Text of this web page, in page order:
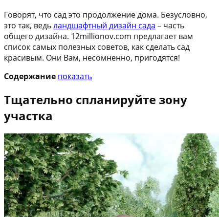
Говорят, что сад это продолжение дома. Безусловно,
это так, ведьландшафтный дизайн сада – часть
общего дизайна. 12millionov.com предлагает вам
список самых полезных советов, как сделать сад
красивым. Они Вам, несомненно, пригодятся!
Содержание показать
Тщательно спланируйте зону
участка